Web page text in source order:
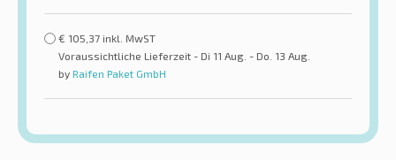
€ 105,37 inkl. MwST
Voraussichtliche Lieferzeit - Di 11 Aug. - Do. 13 Aug.
by Raifen Paket GmbH